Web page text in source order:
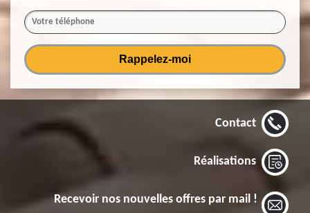
Contact
Réalisations
Recevoir nos nouvelles offres par mail !